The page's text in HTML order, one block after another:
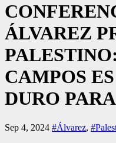
ÁLVAREZ
CAMPOS
DURO
Sep 4, 2024 #Álvarez,